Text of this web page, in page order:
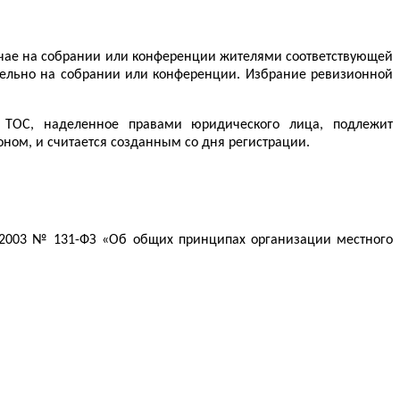
на собрании или конференции жителями соответствующей
на собрании или конференции. Избрание ревизионной
наделенное правами юридического лица, подлежит
и считается созданным со дня регистрации.
№ 131-ФЗ «Об общих принципах организации местного